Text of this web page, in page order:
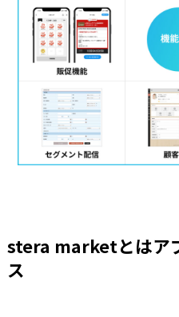
stera marketとはア
ス